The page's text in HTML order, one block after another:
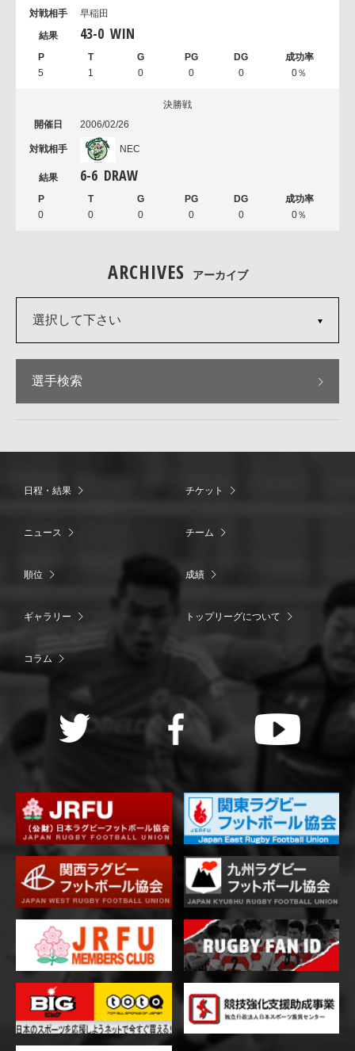
早稲田
43-0 WIN
5 1 0 0 0 0％
決勝戦
2006/02/26
NEC
6-6 DRAW
0 0 0 0 0 0％
ARCHIVES アーカイブ
選択して下さい
選手検索
日程・結果 チケット
ニュース チーム
順位 成績
ギャラリー トップリーグについて
コラム